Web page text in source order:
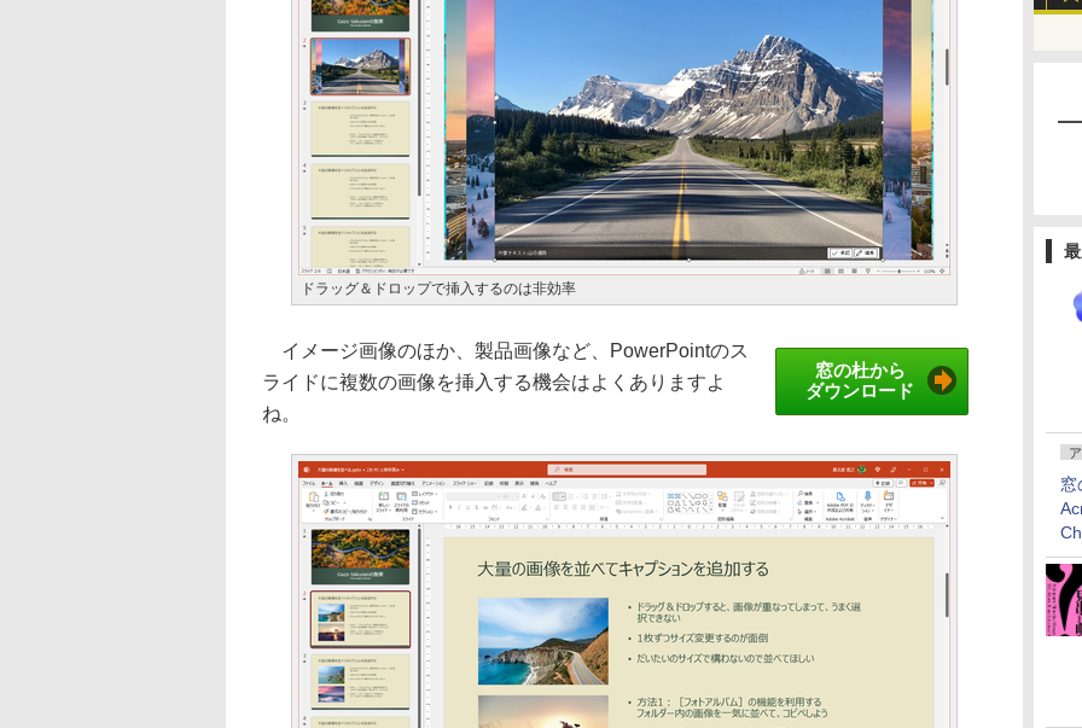
ドラッグ＆ドロップで挿入するのは非効率
窓の杜から
ダウンロード
イメージ画像のほか、製品画像など、PowerPointのス
ライドに複数の画像を挿入する機会はよくありますよ
ね。